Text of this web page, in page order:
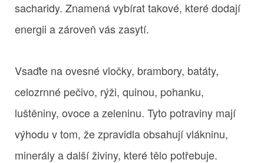
sacharidy. Znamená vybírat takové, které dodají
energii a zároveň vás zasytí.
Vsaďte na ovesné vločky, brambory, batáty,
celozrnné pečivo, rýži, quinou, pohanku,
luštěniny, ovoce a zeleninu. Tyto potraviny mají
výhodu v tom, že zpravidla obsahují vlákninu,
minerály a další živiny, které tělo potřebuje.